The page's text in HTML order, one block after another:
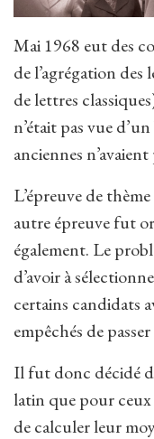
Mai 1968 eut des
de l’agrégation des
de lettres
n’était pas vue
anciennes
L’épreuve de
autre épreuve fut
également. Le
d’avoir à
certains candidats
empêchés de
Il fut donc décidé
latin que pour ceux
de calculer leur